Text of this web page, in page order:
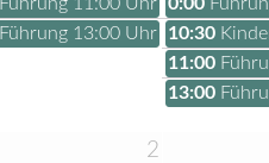
Führung 13:00 Uhr - Tickets
10:30
11:00
13:00
2